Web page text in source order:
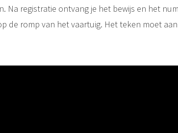
Na registratie ontvang je het bewijs en het
de romp van het vaartuig. Het teken moet